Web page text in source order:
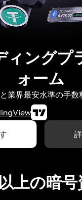
ィングプ
ォーム
業界最安水準の手数
上の暗